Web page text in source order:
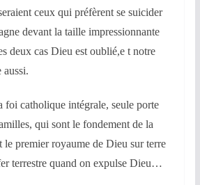
ceux qui préfèrent se suicider
devant la taille impressionnante
deux cas Dieu est oublié,e t notre
foi catholique intégrale, seule porte
qui sont le fondement de la
le premier royaume de Dieu sur terre
terrestre quand on expulse Dieu…